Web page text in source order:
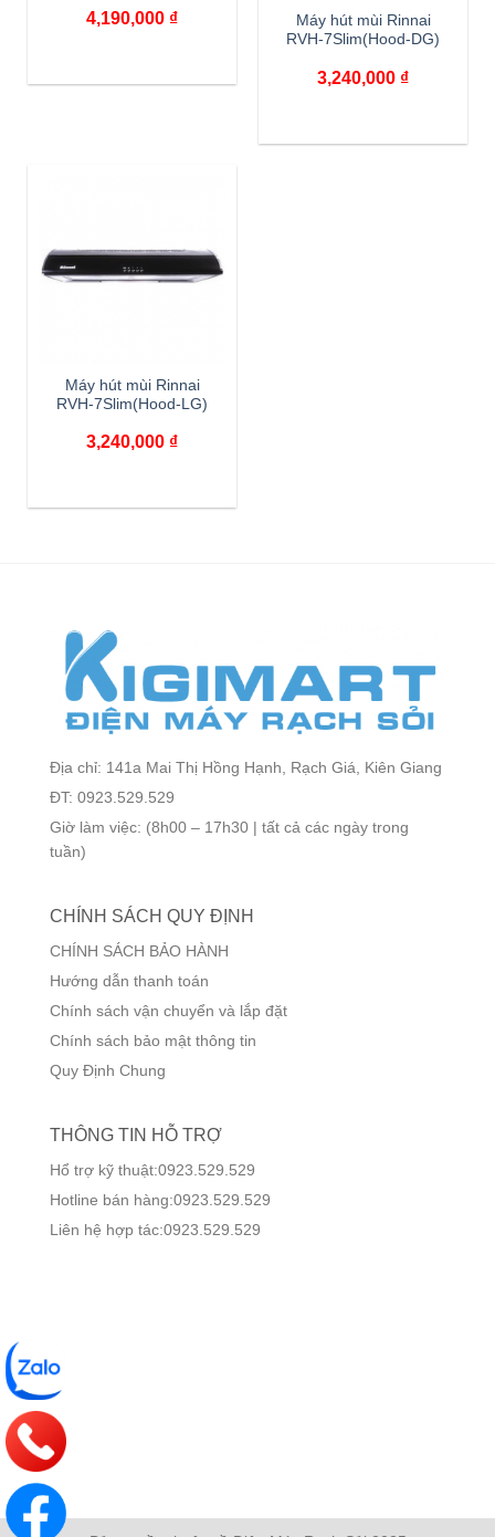
4,190,000 ₫
Máy hút mùi Rinnai
RVH-7Slim(Hood-DG)
3,240,000 ₫
Máy hút mùi Rinnai
RVH-7Slim(Hood-LG)
3,240,000 ₫
Địa chỉ: 141a Mai Thị Hồng Hạnh, Rạch Giá, Kiên Giang
ĐT: 0923.529.529
Giờ làm việc: (8h00 – 17h30 | tất cả các ngày trong
tuần)
CHÍNH SÁCH QUY ĐỊNH
CHÍNH SÁCH BẢO HÀNH
Hướng dẫn thanh toán
Chính sách vận chuyển và lắp đặt
Chính sách bảo mật thông tin
Quy Định Chung
THÔNG TIN HỖ TRỢ
Hổ trợ kỹ thuật:0923.529.529
Hotline bán hàng:0923.529.529
Liên hệ hợp tác:0923.529.529